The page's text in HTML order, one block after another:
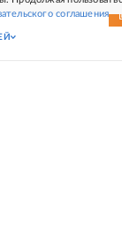
соглашения